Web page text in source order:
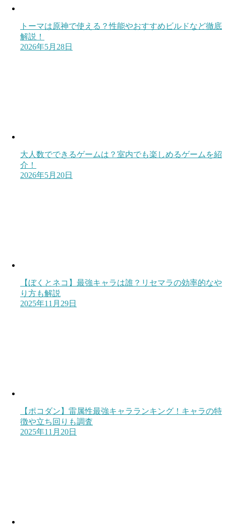
トーマは原神で使える？性能やおすすめビルドなど徹底
解説！
2026年5月28日
大人数でできるゲームは？室内でも楽しめるゲームを紹
介！
2026年5月20日
【ぼくとネコ】最強キャラは誰？リセマラの効率的なや
り方も解説
2025年11月29日
【ポコダン】雷属性最強キャラランキング！キャラの特
徴や立ち回りも調査
2025年11月20日